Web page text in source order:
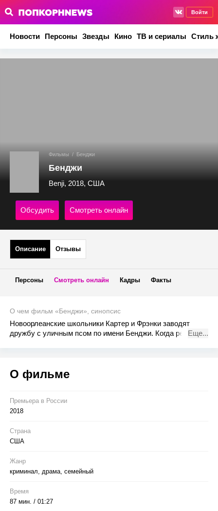
Войти
Новости Персоны Звезды Кино ТВ и сериалы Стиль
Фильмы / Бенджи
Бенджи
Benji, 2018, США
Обсудить Смотреть онлайн
Описание Отзывы
Персоны Смотреть онлайн Кадры Факты
О чем фильм «Бенджи», синопсис
Новоорлеанские школьники Картер и Фрэнки заводят
дружбу с уличным псом по имени Бенджи. Когда ребятЕще...
О фильме
Премьера в Росcии
2018
Страна
США
Жанр
криминал, драма, семейный
Время
87 мин. / 01:27